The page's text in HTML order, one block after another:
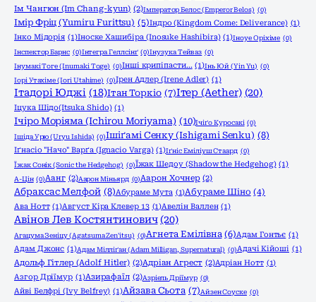
Ім Чангюн (Im Chang-kyun) (2)Імператор Белос (Emperor Belos) (0)
Імір Фріц (Yumiru Furittsu) (5)Індро (Kingdom Come: Deliverance) (1)
Інко Мідорія (1)Іноске Хашибіра (Inosuke Hashibira) (1)Іноуе Оріхіме (0)
Інспектор Барнс (0)Інтегра Геллсінґ (0)Інузука Тейваз (0)
Інумакі Тоге (Inumaki Toge) (0)Інші крипіпасти... (1)Інь Юй (Yin Yu) (0)
Іорі Утахіме (Iori Utahime) (0)Ірен Адлер (Irene Adler) (1)
Ітадорі Юджі (18)Ітан Торкіо (7)Ітер (Aether) (20)
Іцука Шідо(Itsuka Shido) (1)
Ічіро Моріяма (Ichirou Moriyama) (10)Ічіґо Куросакі (0)
Ішіда Урю (Uryu Ishida) (0)Ішіґамі Сенку (Ishigami Senku) (8)
Іґнасіо "Начо" Варґа (Ignacio Varga) (1)Іґніс Еміліуш Стаард (0)
Їжак Сонік (Sonic the Hedgehog) (0)Їжак Шедоу (Shadow the Hedgehog) (1)
А-Цін (0)Аанг (2)Аарон Міньярд (0)Аарон Хочнер (2)
Абраксас Мелфой (8)Абураме Мута (1)Абураме Шіно (4)
Ава Нотт (1)Август Кіра Клевер 13 (1)Авелін Валлен (1)
Авінов Лев Костянтинович (20)
Агацума Зеніцу (Agatsuma Zen'itsu) (0)Агнета Емілівна (6)Адам Гонтьє (1)
Адам Джонс (1)Адам Мілліґан (Adam Milligan, Supernatural) (0)Адачі Кійоші (1)
Адольф Гітлер (Adolf Hitler) (2)Адріан Агрест (2)Адріан Нотт (1)
Азгор Дріїмур (1)Азирафаїл (2)Азріель Дріїмур (0)
Айві Белфрі (Ivy Belfrey) (1)Айзава Сьота (7)Айзен Соуске (0)